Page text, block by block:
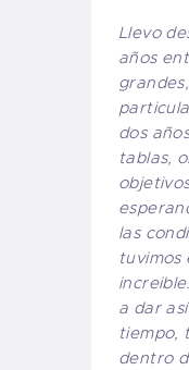
Llevo
años
dos
tablas,
las
tuvimos
a dar
tiempo,
dentro